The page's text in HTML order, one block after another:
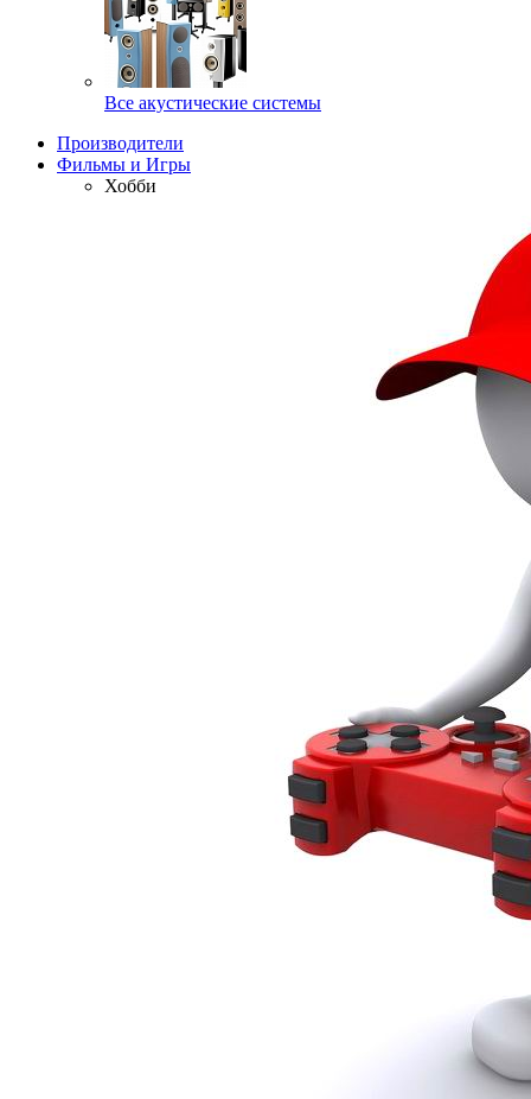
Все акустические системы
Производители
Фильмы и Игры
Хобби